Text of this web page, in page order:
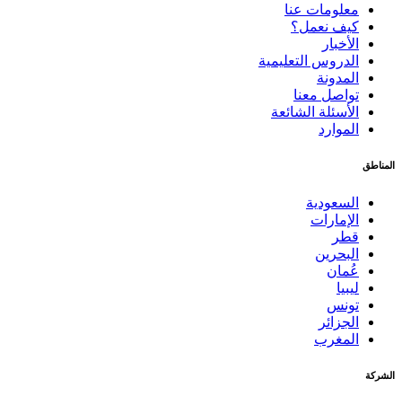
معلومات عنا
كيف نعمل؟
الأخبار
الدروس التعليمية
المدونة
تواصل معنا
الأسئلة الشائعة
الموارد
المناطق
السعودية
الإمارات
قطر
البحرين
عُمان
ليبيا
تونس
الجزائر
المغرب
الشركة